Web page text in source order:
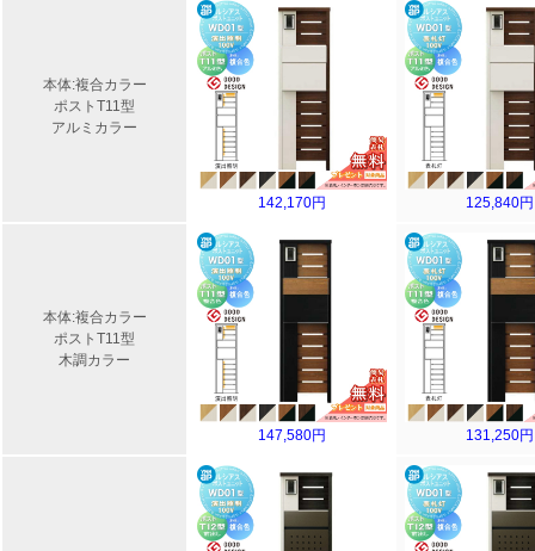
本体:複合カラー
ポストT11型
アルミカラー
142,170円 125,840円
本体:複合カラー
ポストT11型
木調カラー
147,580円 131,250円